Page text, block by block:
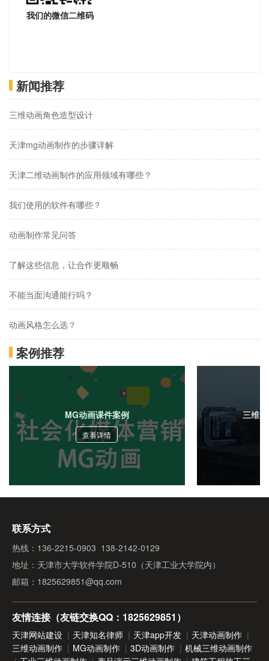
我们的微信二维码
新闻推荐
三维动画角色造型设计
天津mg动画制作的步骤详解
天津二维动画制作的应用领域有哪些？
我们使用的软件有哪些？
动画制作常见问答
了解这些信息，让合作更顺畅
不能当面沟通能行吗？
动画风格怎么选？
动画制作报价的高低跟什么有关系？
想做动画，如何合作？
MG动画是什么？
如何保证作品是我们想要的？
案例推荐
MG动画课件案例
查看详情
三维
联系方式
热线：136-2215-0903 138-2142-0129
地址：天津市大学软件学院D-510（天津工业大学院内）
邮箱：1825629851@qq.com
友情连接（友链交换QQ：1825629851）
天津网站建设 | 天津知名律师 | 天津app开发 | 天津动画制作 |
三维动画制作 | MG动画制作 | 3D动画制作 | 机械三维动画制作